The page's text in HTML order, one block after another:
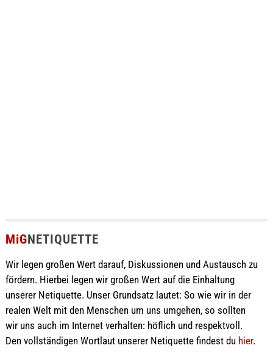
MiGNETIQUETTE
Wir legen großen Wert darauf, Diskussionen und Austausch zu
fördern. Hierbei legen wir großen Wert auf die Einhaltung
unserer Netiquette. Unser Grundsatz lautet: So wie wir in der
realen Welt mit den Menschen um uns umgehen, so sollten
wir uns auch im Internet verhalten: höflich und respektvoll.
Den vollständigen Wortlaut unserer Netiquette findest du hier.